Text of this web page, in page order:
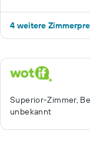
4 weitere
Superior-Zimmer,
unbekannt